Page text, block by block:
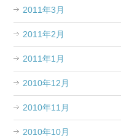
2011年3月
2011年2月
2011年1月
2010年12月
2010年11月
2010年10月